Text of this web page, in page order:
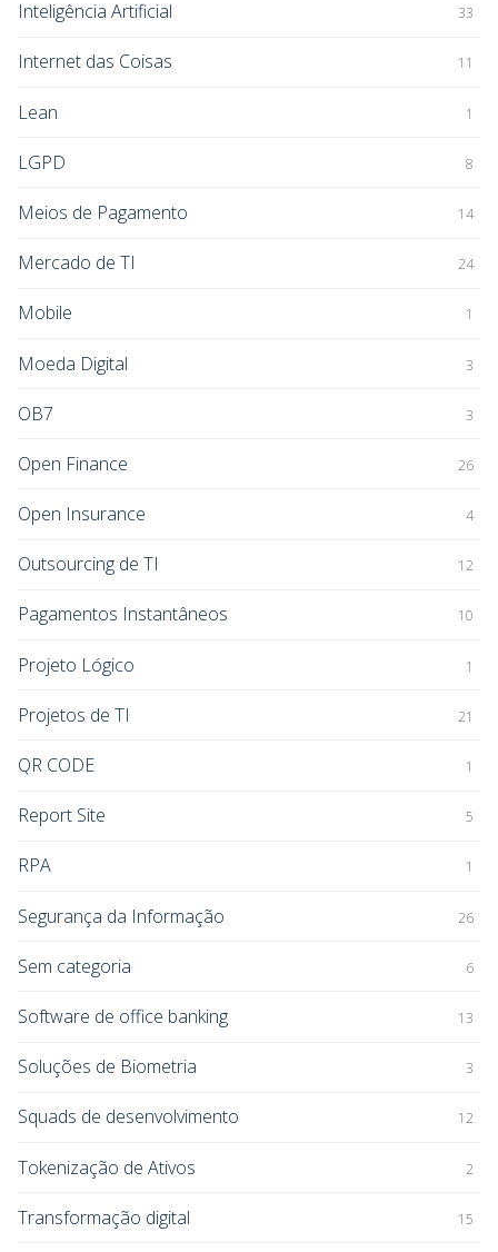
Inteligência Artificial 33
Internet das Coisas 11
Lean 1
LGPD 8
Meios de Pagamento 14
Mercado de TI 24
Mobile 1
Moeda Digital 3
OB7 3
Open Finance 26
Open Insurance 4
Outsourcing de TI 12
Pagamentos Instantâneos 10
Projeto Lógico 1
Projetos de TI 21
QR CODE 1
Report Site 5
RPA 1
Segurança da Informação 26
Sem categoria 6
Software de office banking 13
Soluções de Biometria 3
Squads de desenvolvimento 12
Tokenização de Ativos 2
Transformação digital 15